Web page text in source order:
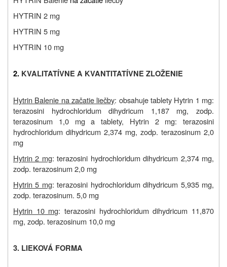
HYTRIN 2 mg
HYTRIN 5 mg
HYTRIN 10 mg
2. KVALITATÍVNE A KVANTITATÍVNE ZLOŽENIE
Hytrin Balenie na začatie liečby: obsahuje tablety Hytrin 1 mg:
terazosini hydrochloridum dihydricum 1,187 mg, zodp.
terazosinum 1,0 mg a tablety, Hytrin 2 mg: terazosini
hydrochloridum dihydricum 2,374 mg, zodp. terazosinum 2,0
mg
Hytrin 2 mg: terazosini hydrochloridum dihydricum 2,374 mg,
zodp. terazosinum 2,0 mg
Hytrin 5 mg: terazosini hydrochloridum dihydricum 5,935 mg,
zodp. terazosinum. 5,0 mg
Hytrin 10 mg: terazosini hydrochloridum dihydricum 11,870
mg, zodp. terazosinum 10,0 mg
3. LIEKOVÁ FORMA